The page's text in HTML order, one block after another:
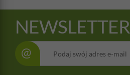
NEWSLETTER
@